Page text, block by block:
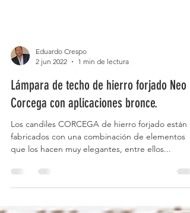
2 jun 2022
1 min de lectura
Lámpara de techo de hierro forjado Neo
Corcega con aplicaciones bronce.
Los candiles CORCEGA de hierro forjado están
que los hacen muy elegantes, entre ellos...